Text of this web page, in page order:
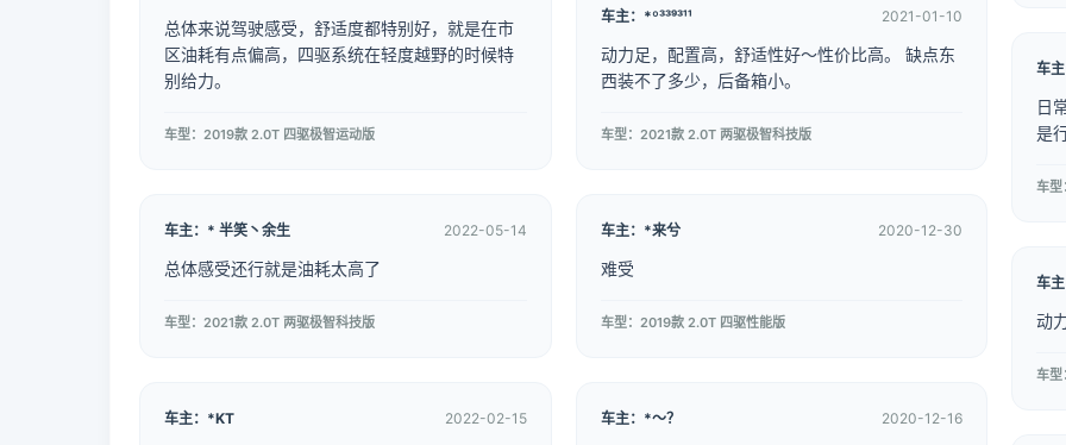
总体来说驾驶感受，舒适度都特别好，就是在市
区油耗有点偏高，四驱系统在轻度越野的时候特
别给力。
车型：2019款 2.0T 四驱极智运动版
车主：* 半笑丶余生 2022-05-14
总体感受还行就是油耗太高了
车型：2021款 2.0T 两驱极智科技版
车主：*KT 2022-02-15
车主：*º³³⁹³¹¹ 2021-01-10
动力足，配置高，舒适性好～性价比高。 缺点东
西装不了多少，后备箱小。
车型：2021款 2.0T 两驱极智科技版
车主：*来兮 2020-12-30
难受
车型：2019款 2.0T 四驱性能版
车主：*～？ 2020-12-16
车
日
是
车型
车
动
车